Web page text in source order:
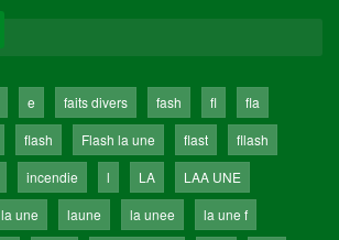
e faits divers fash fl
fla
flash Flash la une flast
fllash
incendie l LA
LAA UNE
la une laune la unee
la une f